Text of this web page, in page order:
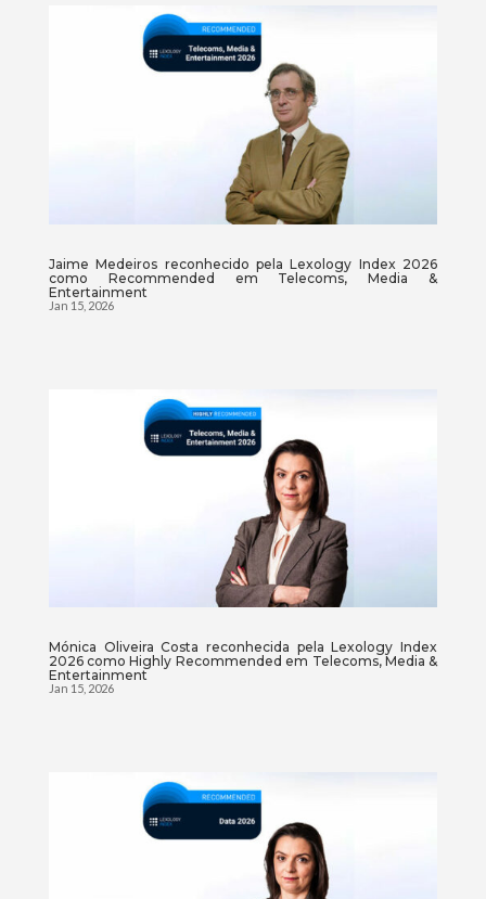
Jaime Medeiros reconhecido pela Lexology Index 2026
como Recommended em Telecoms, Media &
Entertainment
Jan 15, 2026
Mónica Oliveira Costa reconhecida pela Lexology Index
2026 como Highly Recommended em Telecoms, Media &
Entertainment
Jan 15, 2026